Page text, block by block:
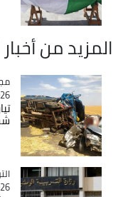
المزيد من أخبار